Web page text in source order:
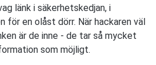
länk i säkerhetskedjan, i
för en olåst dörr. När hackaren väl
är de inne - de tar så mycket
som möjligt.